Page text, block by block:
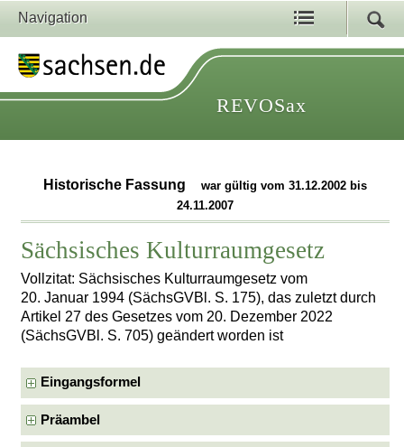
Navigation
REVOSax
Historische Fassung
war gültig vom 31.12.2002 bis
24.11.2007
Sächsisches Kulturraumgesetz
Vollzitat: Sächsisches Kulturraumgesetz vom
20. Januar 1994 (SächsGVBl. S. 175), das zuletzt durch
Artikel 27 des Gesetzes vom 20. Dezember 2022
(SächsGVBl. S. 705) geändert worden ist
Eingangsformel
Präambel